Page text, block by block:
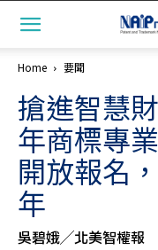
Home 要聞
搶進智慧
年商標專
開放報名
年
吳碧娥╱北美智權報